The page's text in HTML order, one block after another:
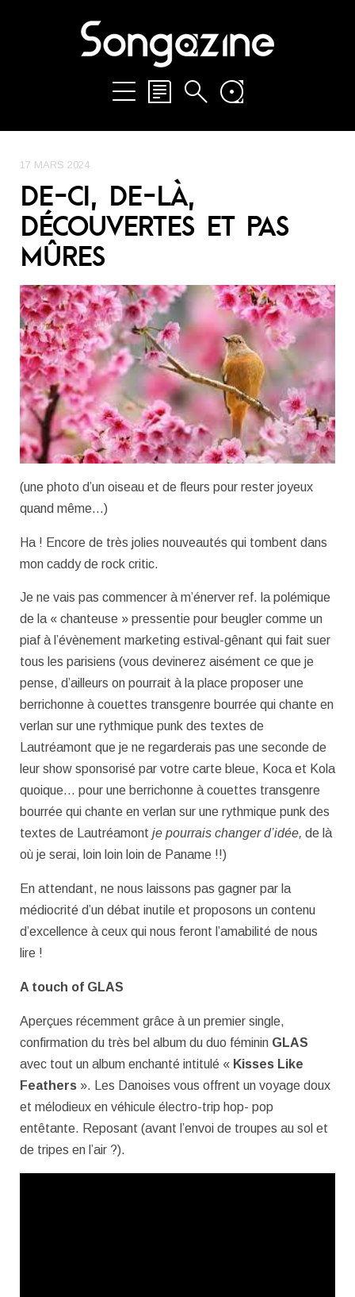
17 MARS 2024
DE-CI, DE-LÀ,
DÉCOUVERTES ET PAS
MÛRES
(une photo d’un oiseau et de fleurs pour rester joyeux
quand même…)
Ha ! Encore de très jolies nouveautés qui tombent dans
mon caddy de rock critic.
Je ne vais pas commencer à m’énerver ref. la polémique
de la « chanteuse » pressentie pour beugler comme un
piaf à l’évènement marketing estival-gênant qui fait suer
tous les parisiens (vous devinerez aisément ce que je
pense, d’ailleurs on pourrait à la place proposer une
berrichonne à couettes transgenre bourrée qui chante en
verlan sur une rythmique punk des textes de
Lautréamont que je ne regarderais pas une seconde de
leur show sponsorisé par votre carte bleue, Koca et Kola
quoique… pour une berrichonne à couettes transgenre
bourrée qui chante en verlan sur une rythmique punk des
textes de Lautréamont je pourrais changer d’idée, de là
où je serai, loin loin loin de Paname !!)
En attendant, ne nous laissons pas gagner par la
médiocrité d’un débat inutile et proposons un contenu
d’excellence à ceux qui nous feront l’amabilité de nous
lire !
A touch of GLAS
Aperçues récemment grâce à un premier single,
confirmation du très bel album du duo féminin GLAS
avec tout un album enchanté intitulé « Kisses Like
Feathers ». Les Danoises vous offrent un voyage doux
et mélodieux en véhicule électro-trip hop- pop
entêtante. Reposant (avant l’envoi de troupes au sol et
de tripes en l’air ?).